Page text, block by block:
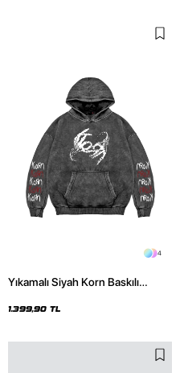
4
Yıkamalı Siyah Korn Baskılı
1.399,90 TL